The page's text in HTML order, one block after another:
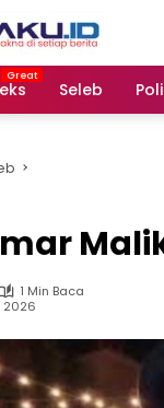
Seleb
1 Min Baca
2026